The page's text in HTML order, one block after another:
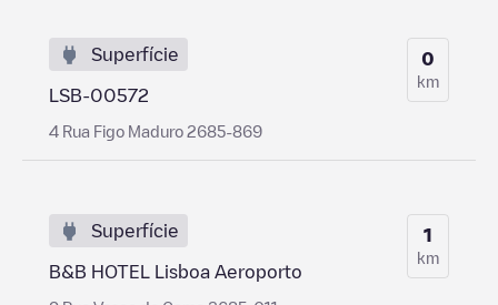
Superfície
LSB-00572
4 Rua Figo Maduro 2685-869
0
km
Superfície
B&B HOTEL Lisboa Aeroporto
1
km